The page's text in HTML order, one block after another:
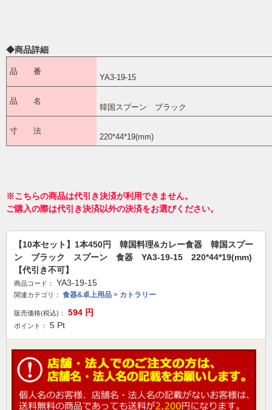
◆商品詳細
品 番
YA3-19-15
品 名
韓国スプーン ブラック
寸 法
220*44*19(mm)
※こちらの商品は代引き決済が利用できません。
ご購入の際は代引き決済以外の決済をお選びください。
【10本セット】1本450円 韓国料理&カレー食器 韓国スプー
ン ブラック スプーン 食器 YA3-19-15 220*44*19(mm)
【代引き不可】
商品コード： YA3-19-15
関連カテゴリ： 食器&卓上用品 > カトラリー
販売価格(税込)： 594 円
ポイント： 5 Pt